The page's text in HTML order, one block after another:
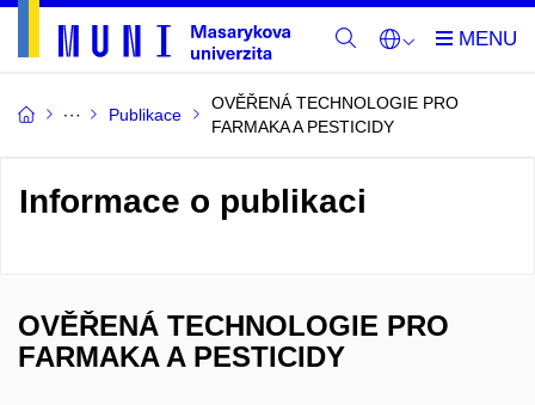
Publikace
OVĚŘENÁ TECHNOLOGIE PRO
FARMAKA A PESTICIDY
Informace o publikaci
OVĚŘENÁ TECHNOLOGIE PRO
FARMAKA A PESTICIDY